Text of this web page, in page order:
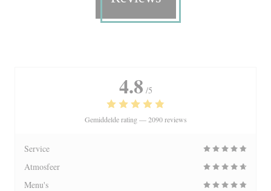
4.8 /5
Gemiddelde rating —2090 reviews
Service
Atmosfeer
Menu's